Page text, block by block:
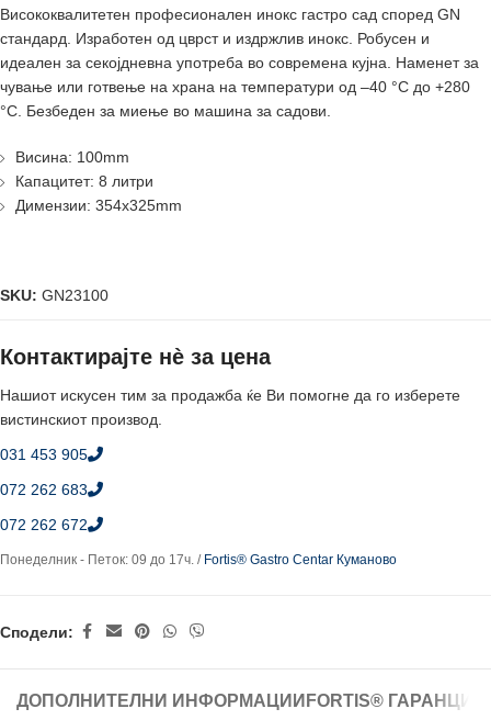
Висококвалитетен професионален инокс гастро сад според GN
стандард. Изработен од цврст и издржлив инокс. Робусен и
идеален за секојдневна употреба во современа кујна. Наменет за
чување или готвење на храна на температури од –40 °C до +280
°C. Безбеден за миење во машина за садови.
Висина: 100mm
Капацитет: 8 литри
Димензии: 354x325mm
SKU: GN23100
Контактирајте нè за цена
Нашиот искусен тим за продажба ќе Ви помогне да го изберете
вистинскиот производ.
031 453 905
072 262 683
072 262 672
Понеделник - Петок: 09 до 17ч. / Fortis® Gastro Centar Куманово
Сподели:
ДОПОЛНИТЕЛНИ ИНФОРМАЦИИ FORTIS®